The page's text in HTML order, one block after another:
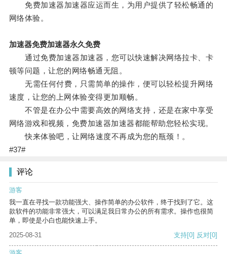
免费加速器加速器应运而生，为用户提供了轻松畅通的
网络体验。
加速器免费加速器永久免费
通过免费加速器加速器，您可以快速解决网络拉卡、卡
顿等问题，让您的网络畅通无阻。
无需任何付费，只需简单的操作，便可以轻松提升网络
速度，让您的上网体验变得更加顺畅。
不管是在办公中需要高效的网络支持，还是在家中享受
网络游戏和视频，免费加速器加速器都能帮助您轻松实现。
快来体验吧，让网络速度不再成为您的瓶颈！。
#37#
评论
游客
我一直在寻找一款功能强大、操作简单的办公软件，终于找到了它。这
款软件的功能非常强大，可以满足我日常办公的所有需求。操作也很简
单，即使是小白也能快速上手。
2025-08-31
支持[0] 反对[0]